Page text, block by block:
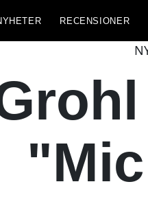
RECENSIONER